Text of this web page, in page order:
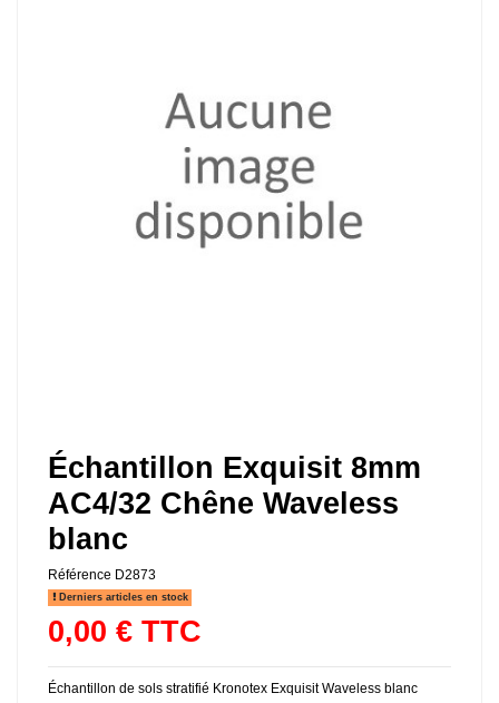
Échantillon Exquisit 8mm
AC4/32 Chêne Waveless
blanc
Référence D2873
Derniers articles en stock
0,00 € TTC
Échantillon de sols stratifié Kronotex Exquisit Waveless blanc